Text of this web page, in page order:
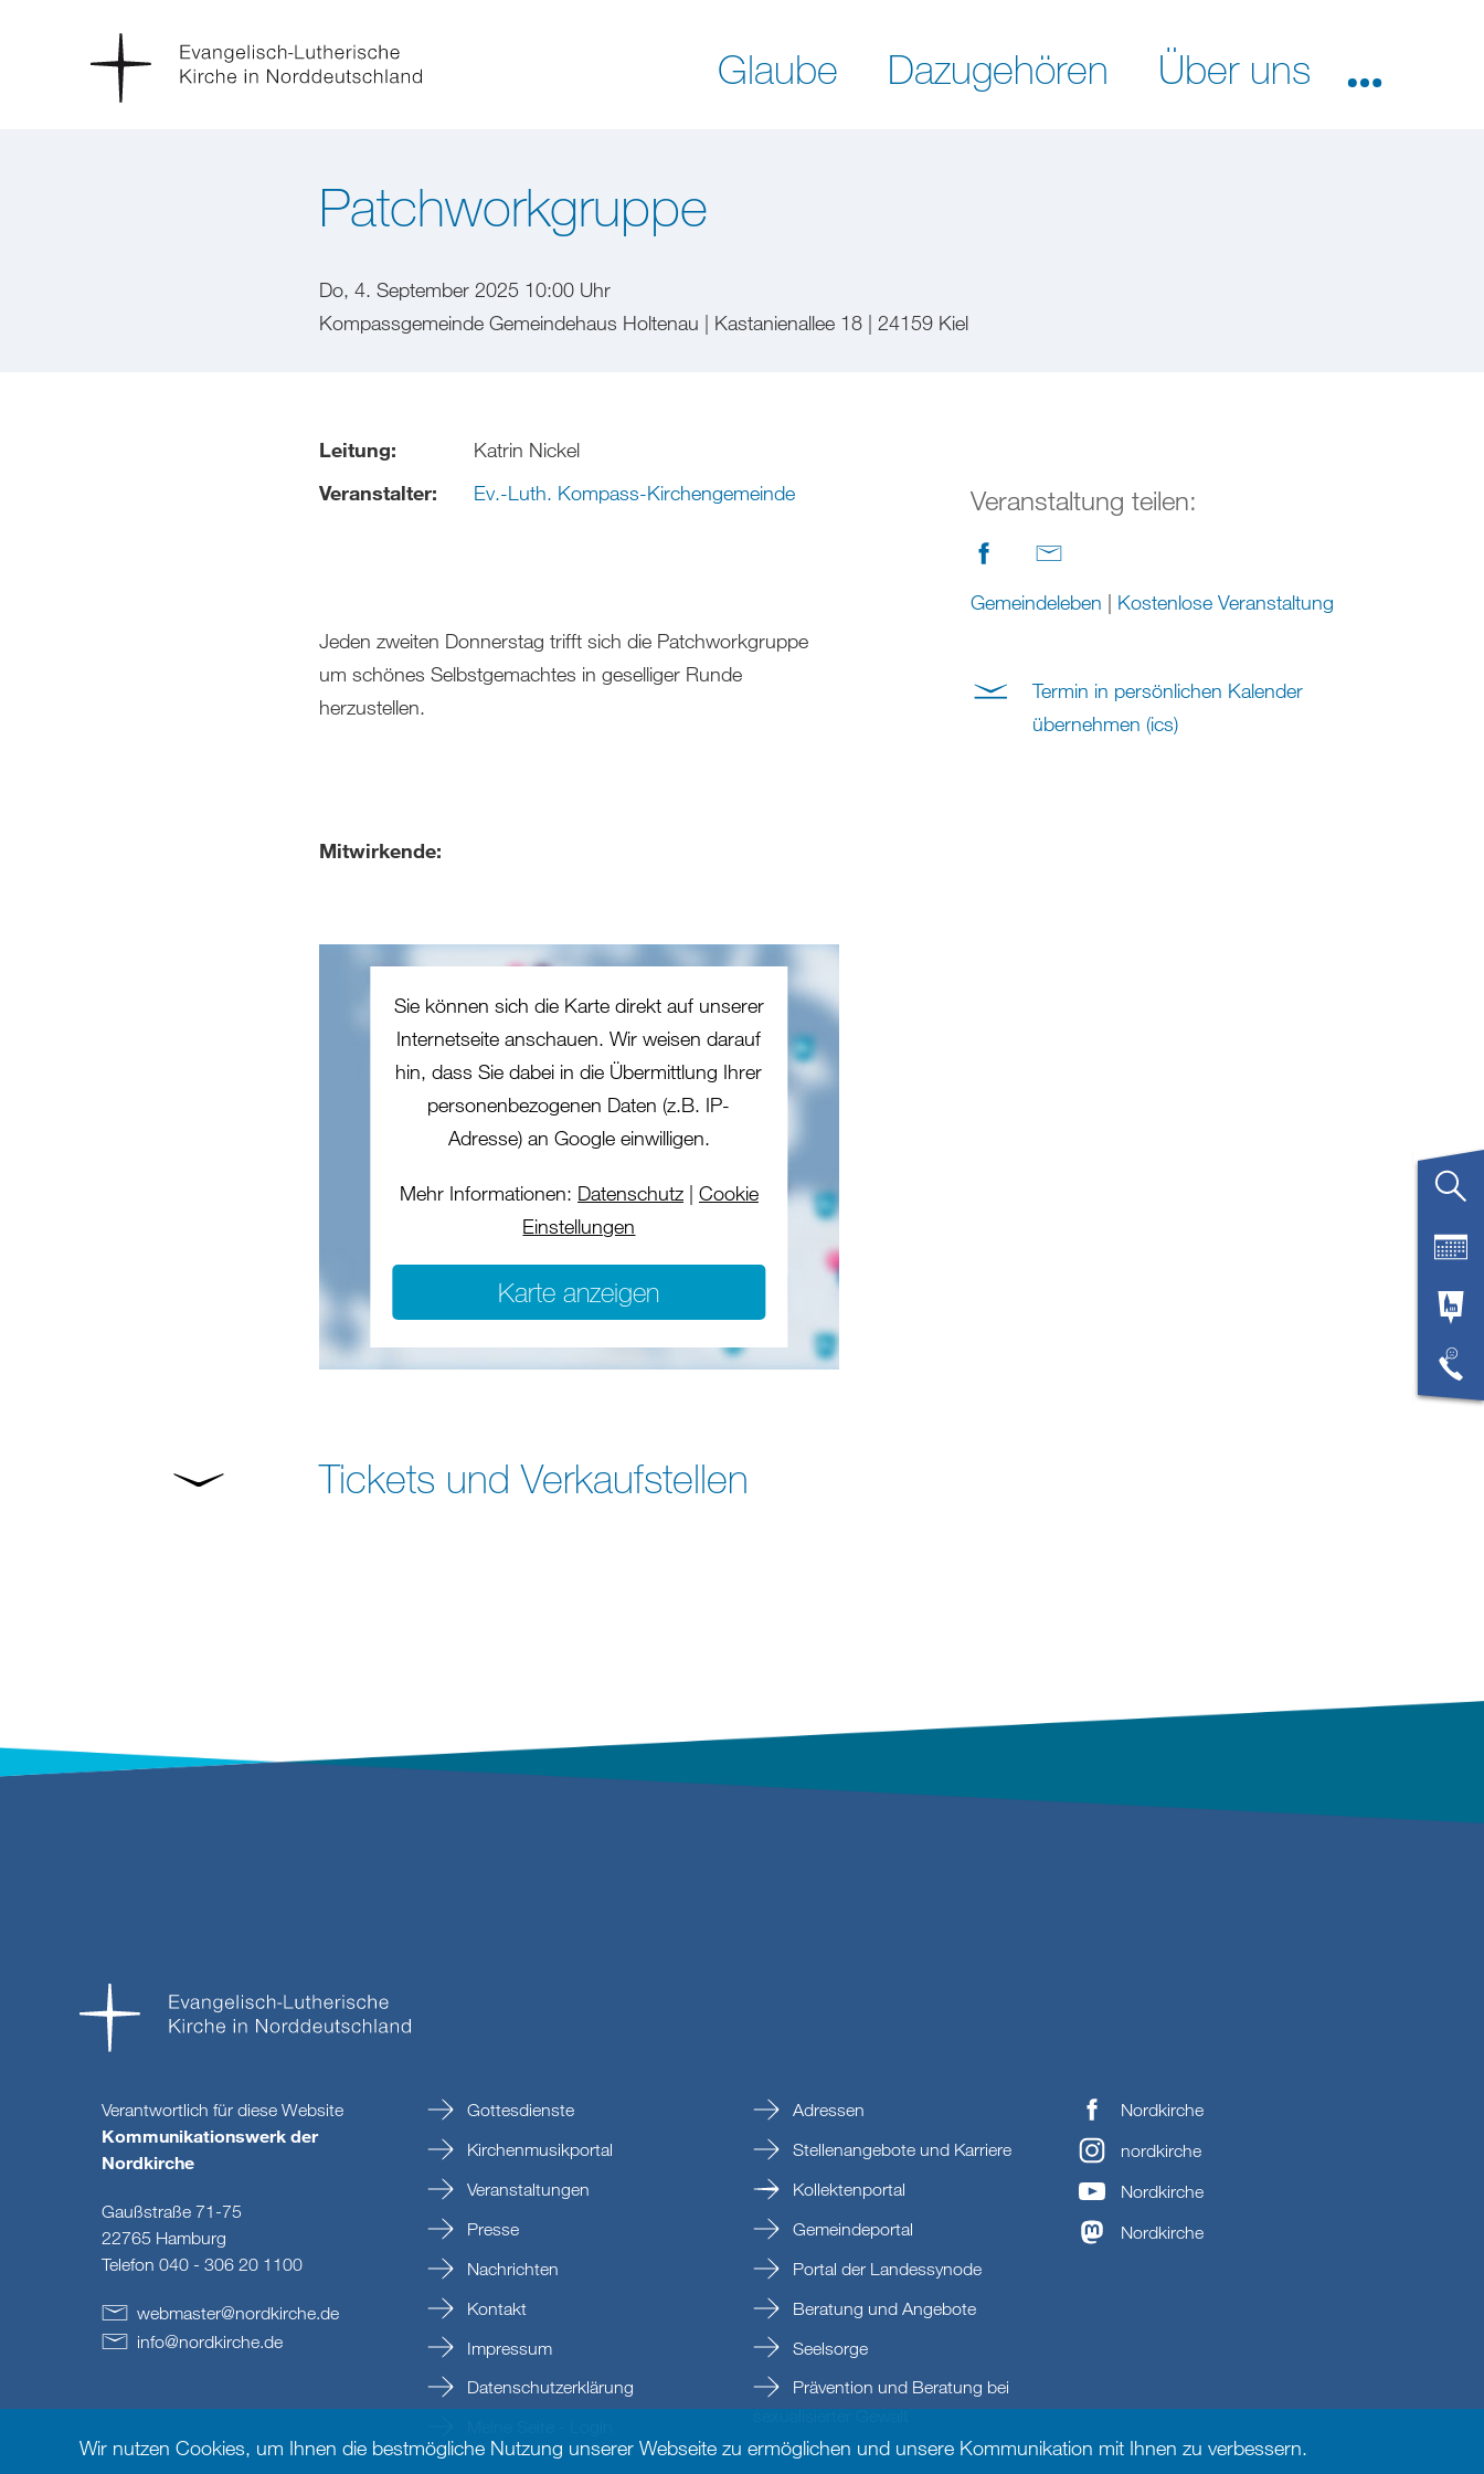
Glaube Dazugehören Über uns
Patchworkgruppe
Do, 4. September 2025 10:00 Uhr
Kompassgemeinde Gemeindehaus Holtenau | Kastanienallee 18 | 24159 Kiel
Leitung:
Katrin Nickel
Veranstalter:
Ev.-Luth. Kompass-Kirchengemeinde
Jeden zweiten Donnerstag trifft sich die Patchworkgruppe
um schönes Selbstgemachtes in geselliger Runde
herzustellen.
Mitwirkende:
Sie können sich die Karte direkt auf unserer
Internetseite anschauen. Wir weisen darauf
hin, dass Sie dabei in die Übermittlung Ihrer
personenbezogenen Daten (z.B. IP-
Adresse) an Google einwilligen.
Mehr Informationen: Datenschutz| Cookie
Einstellungen
Karte anzeigen
Veranstaltung teilen:
Gemeindeleben | Kostenlose Veranstaltung
Termin in persönlichen Kalender
übernehmen (ics)
Tickets und Verkaufstellen
Verantwortlich für diese Website
Kommunikationswerk der
Nordkirche
Gaußstraße 71-75
22765 Hamburg
Telefon 040 - 306 20 1100
webmaster@nordkirche.de
info@nordkirche.de
Gottesdienste
Kirchenmusikportal
Veranstaltungen
Presse
Nachrichten
Kontakt
Impressum
Datenschutzerklärung
Adressen
Stellenangebote und Karriere
Kollektenportal
Gemeindeportal
Portal der Landessynode
Beratung und Angebote
Seelsorge
Prävention und Beratung bei
sexualisierter Gewalt
Nordkirche
nordkirche
Nordkirche
Nordkirche
Wir nutzen Cookies, um Ihnen die bestmögliche Nutzung unserer Webseite zu ermöglichen und unsere Kommunikation mit Ihnen zu verbessern.